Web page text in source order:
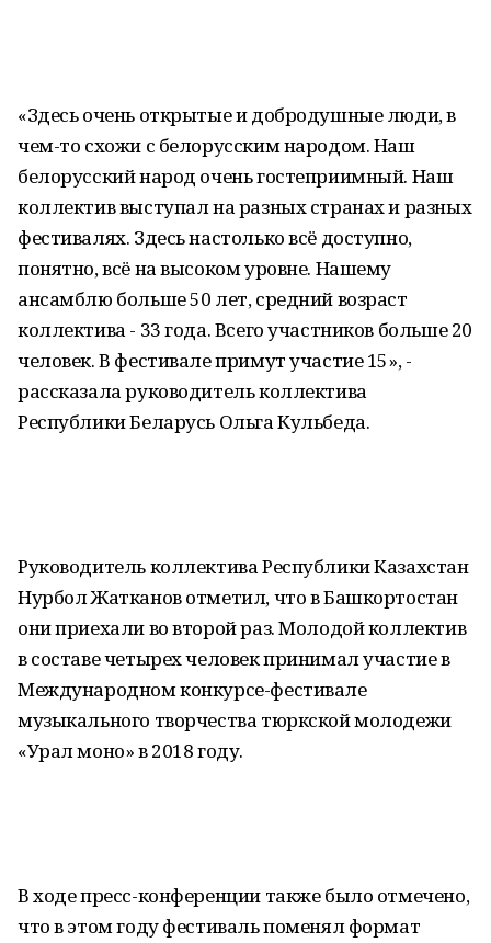
«Здесь очень открытые и добродушные люди, в
чем-то схожи с белорусским народом. Наш
белорусский народ очень гостеприимный. Наш
коллектив выступал на разных странах и разных
фестивалях. Здесь настолько всё доступно,
понятно, всё на высоком уровне. Нашему
ансамблю больше 50 лет, средний возраст
коллектива - 33 года. Всего участников больше 20
человек. В фестивале примут участие 15», -
рассказала руководитель коллектива
Республики Беларусь Ольга Кульбеда.
Руководитель коллектива Республики Казахстан
Нурбол Жатканов отметил, что в Башкортостан
они приехали во второй раз. Молодой коллектив
в составе четырех человек принимал участие в
Международном конкурсе-фестивале
музыкального творчества тюркской молодежи
«Урал моно» в 2018 году.
В ходе пресс-конференции также было отмечено,
что в этом году фестиваль поменял формат